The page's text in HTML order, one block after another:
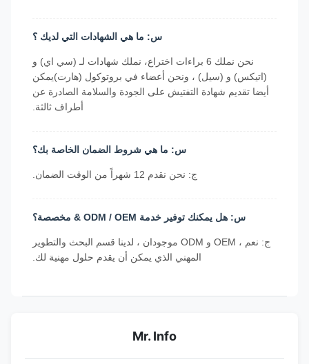
س: ما هي الشهادات التي لديك ؟
نحن نملك 6 براءات اختراع، نملك شهادات لـ (سي اي) و
(اتيكس) و (سيل) ، ونحن أعضاء في بروتوكول (هارت)يمكن
أيضا تقديم شهادة التفتيش على الجودة والسلامة الصادرة عن
أطراف ثالثة.
س: ما هي شروط الضمان الخاصة بك؟
ج: نحن نقدم 12 شهراً من الوقت الضمان.
س: هل يمكنك توفير خدمة ODM / OEM & مخصصة؟
ج: نعم ، OEM و ODM موجودان ، لدينا قسم البحث والتطوير
المهني الذي يمكن أن يقدم حلول مهنية لك.
Mr. Info